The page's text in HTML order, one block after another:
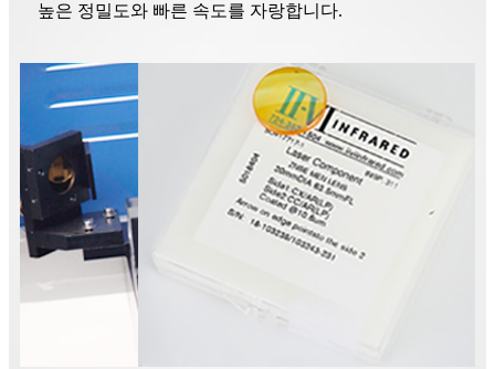
높은 정밀도와 빠른 속도를 자랑합니다.